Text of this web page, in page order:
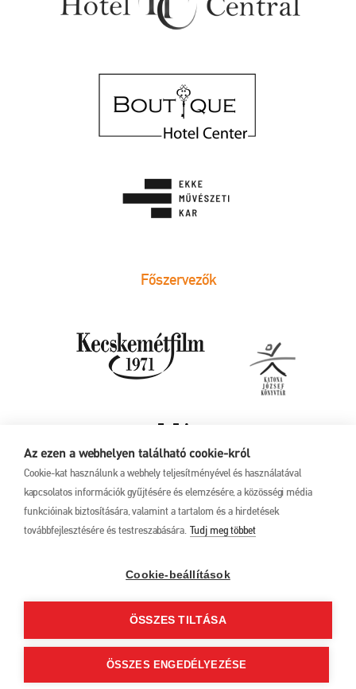
Az ezen a webhelyen található cookie-król
Cookie-kat használunk a webhely teljesítményével és használatával
kapcsolatos információk gyűjtésére és elemzésére, a közösségi média
funkcióinak biztosítására, valamint a tartalom és a hirdetések
továbbfejlesztésére és testreszabására. Tudj meg többet
Cookie-beállítások
ÖSSZES TILTÁSA
ÖSSZES ENGEDÉLYEZÉSE
Főszervezők
17. Kecskeméti
június 1.
Ferenc u. 21.
+36 76 481 788
Adatkezelési tájékoztató